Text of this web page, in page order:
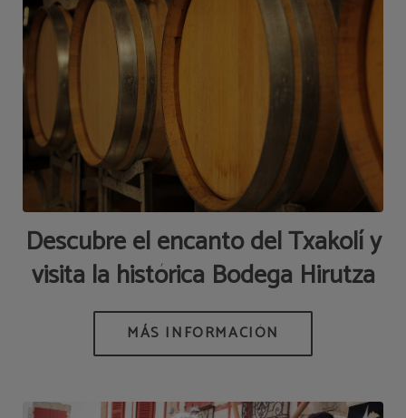
Descubre el encanto del Txakolí y
visita la histórica Bodega Hirutza